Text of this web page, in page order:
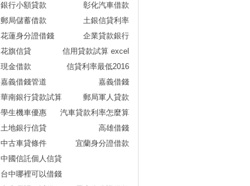
銀行小額貸款
彰化汽車借款
郵局儲蓄借款
土銀信貸利率
花蓮身分證借錢
企業貸款銀行
花旗信貸
信用貸款試算 excel
現金借款
信貸利率最低2016
嘉義借錢管道
嘉義借錢
華南銀行貸款試算
郵局軍人貸款
學生機車優惠
汽車貸款利率怎麼算
土地銀行信貸
高雄借錢
中古車貸條件
宜蘭身分證借款
中國信託個人信貸
台中哪裡可以借錢